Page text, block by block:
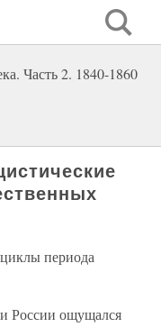
Часть 2. 1840-1860
периода
России ощущался